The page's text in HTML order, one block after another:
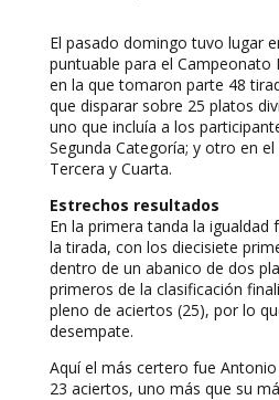
El pasado domingo tuvo lugar
puntuable para el Campeonato
en la que tomaron parte 48
que disparar sobre 25 platos
uno que incluía a los
Segunda Categoría; y otro en
Tercera y Cuarta.
Estrechos resultados
En la primera tanda la igualdad
la tirada, con los diecisiete
dentro de un abanico de dos
primeros de la clasificación
pleno de aciertos (25), por lo
desempate.
Aquí el más certero fue
23 aciertos, uno más que su